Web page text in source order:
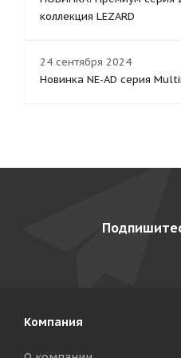
коллекция LEZARD
24 сентября 2024
Новинка NE-AD серия
Компания